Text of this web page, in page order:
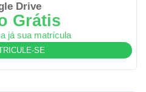
Drive
Grátis
já sua matrícula
SE